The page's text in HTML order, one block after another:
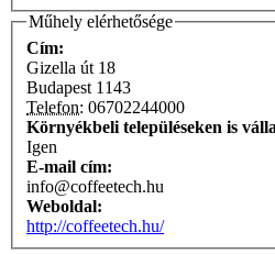
Műhely elérhetősége
Cím:
Gizella út 18
Budapest 1143
Telefon: 06702244000
Környékbeli településeken is
Igen
E-mail cím:
info@coffeetech.hu
Weboldal:
http://coffeetech.hu/